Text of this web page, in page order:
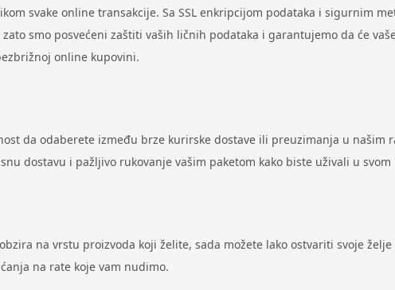
svake online transakcije. Sa SSL enkripcijom podataka i sigurnim
smo posvećeni zaštiti vaših ličnih podataka i garantujemo da će
online kupovini.
da odaberete između brze kurirske dostave ili preuzimanja u našim
dostavu i pažljivo rukovanje vašim paketom kako biste uživali u svom
na vrstu proizvoda koji želite, sada možete lako ostvariti svoje
na rate koje vam nudimo.